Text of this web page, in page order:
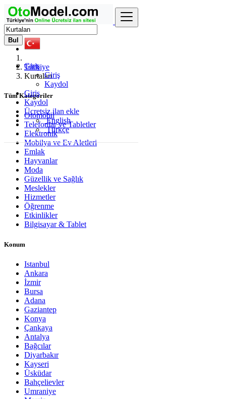
Giriş
Giriş
Kaydol
Giriş
Kaydol
Ücretsiz ilan ekle
English
Türkçe
Bul
Türkiye
Kurtalan
Tüm Kategoriler
Otomobil
Telefonlar ve Tabletler
Elektronik
Mobilya ve Ev Aletleri
Emlak
Hayvanlar
Moda
Güzellik ve Sağlık
Meslekler
Hizmetler
Öğrenme
Etkinlikler
Bilgisayar & Tablet
Konum
Istanbul
Ankara
İzmir
Bursa
Adana
Gaziantep
Konya
Çankaya
Antalya
Bağcılar
Diyarbakır
Kayseri
Üsküdar
Bahçelievler
Umraniye